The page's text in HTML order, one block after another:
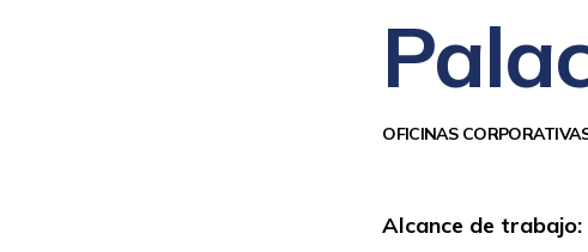
OFICINAS
Alcance de trabajo: